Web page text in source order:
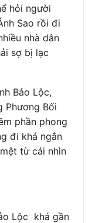
hỏi người
Sao rồi đi
nhà dân
sợ bị lạc
Bảo Lộc,
Phương Bối
phần phong
đi khá ngắn
từ cái nhìn
Lộc khá gần